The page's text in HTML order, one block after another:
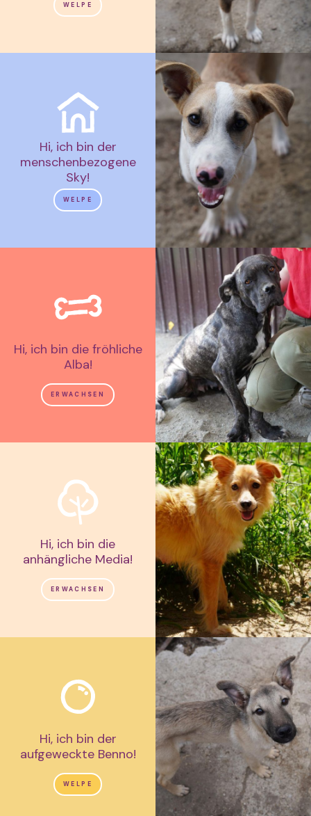
WELPE
Hi, ich bin der
menschenbezogene
Sky!
WELPE
Hi, ich bin die fröhliche
Alba!
ERWACHSEN
Hi, ich bin die
anhängliche Media!
ERWACHSEN
Hi, ich bin der
aufgeweckte Benno!
WELPE